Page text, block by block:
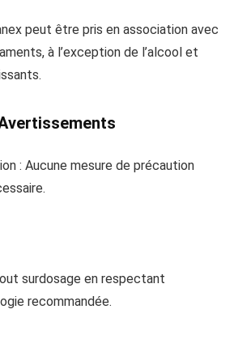
peut être pris en association avec
à l’exception de l’alcool et
: Aucune mesure de précaution
surdosage en respectant
recommandée.